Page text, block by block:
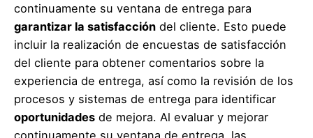
continuamente su ventana de entrega para
garantizar la satisfacción del cliente. Esto puede
incluir la realización de encuestas de satisfacción
del cliente para obtener comentarios sobre la
experiencia de entrega, así como la revisión de los
procesos y sistemas de entrega para identificar
oportunidades de mejora. Al evaluar y mejorar
continuamente su ventana de entrega, las